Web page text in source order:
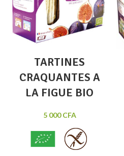
TARTINES
CRAQUANTES A
LA FIGUE BIO
5 000CFA